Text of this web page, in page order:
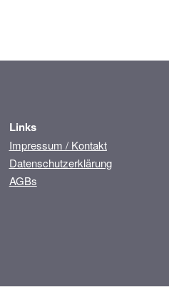
Links
Impressum / Kontakt
Datenschutzerklärung
AGBs